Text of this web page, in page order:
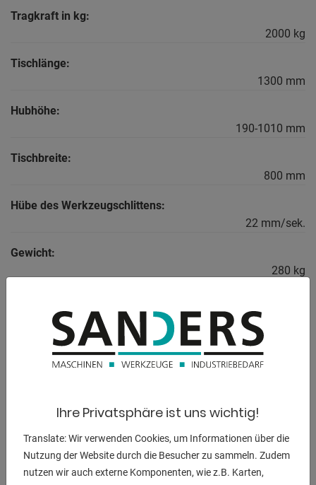
Tragkraft in kg:
2000 kg
Tischlänge:
1300 mm
Hubhöhe:
190-1010 mm
Tischbreite:
800 mm
Hübe des Werkzeugschlittens:
22 mm/sek.
Gewicht:
280 kg
BESCHREIBUNG
Ausstattung:
- Mit geschlossener Plattform
- Separate Steuereinheit mit 3 Meter Kabel, Bedienknöpfen
und Not-Aus-Schalter
- Stufenloses Heben und Senken
- Stabile pulverbeschichtete Stahlkonstuktion
Ihre Privatsphäre ist uns wichtig!
Translate: Wir verwenden Cookies, um Informationen über die
Nutzung der Website durch die Besucher zu sammeln. Zudem
nutzen wir auch externe Komponenten, wie z.B. Karten,